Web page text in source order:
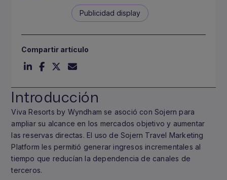
Introducción
Viva Resorts by Wyndham se asoció con Sojern para
ampliar su alcance en los mercados objetivo y aumentar
las reservas directas. El uso de Sojern Travel Marketing
Platform les permitió generar ingresos incrementales al
tiempo que reducían la dependencia de canales de
terceros.
Publicidad display
Compartir artículo